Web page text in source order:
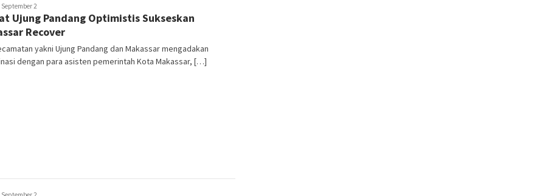
September 2
Ujung Pandang Optimistis Sukseskan
Recover
yakni Ujung Pandang dan Makassar mengadakan
dengan para asisten pemerintah Kota Makassar, […]